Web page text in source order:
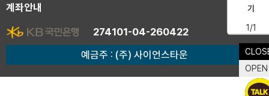
계좌안내
274101-04-260422
예금주 : (주) 사이언스타운
OPEN
기
1/1